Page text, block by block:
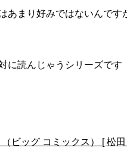
あまり好みではないんです
に読んじゃうシリーズです
ビッグ コミックス） [ 松田